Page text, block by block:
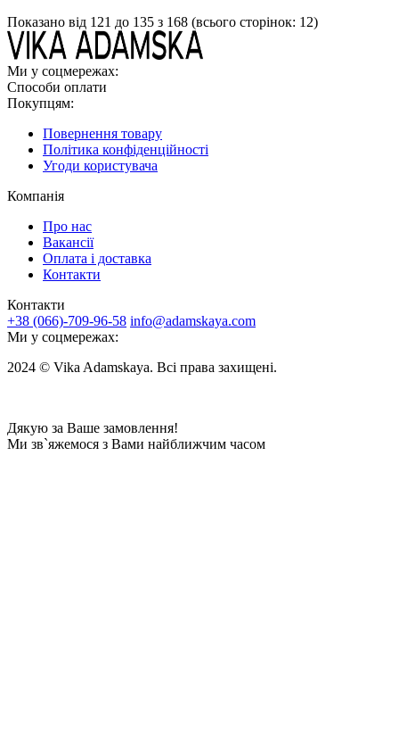
Показано від 121 до 135 з 168 (всього сторінок: 12)
Ми у соцмережах:
Способи оплати
Покупцям:
Повернення товару
Політика конфіденційності
Угоди користувача
Компанія
Про нас
Вакансії
Оплата і доставка
Контакти
Контакти
+38 (066)-709-96-58 info@adamskaya.com
Ми у соцмережах:
2024 © Vika Adamskaya. Всі права захищені.
Дякую за Ваше замовлення!
Ми зв`яжемося з Вами найближчим часом